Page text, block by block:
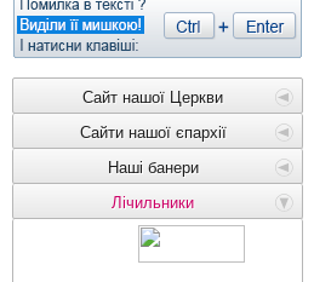
Сайт нашої Церкви
Сайти нашої єпархії
Наші банери
Лічильники